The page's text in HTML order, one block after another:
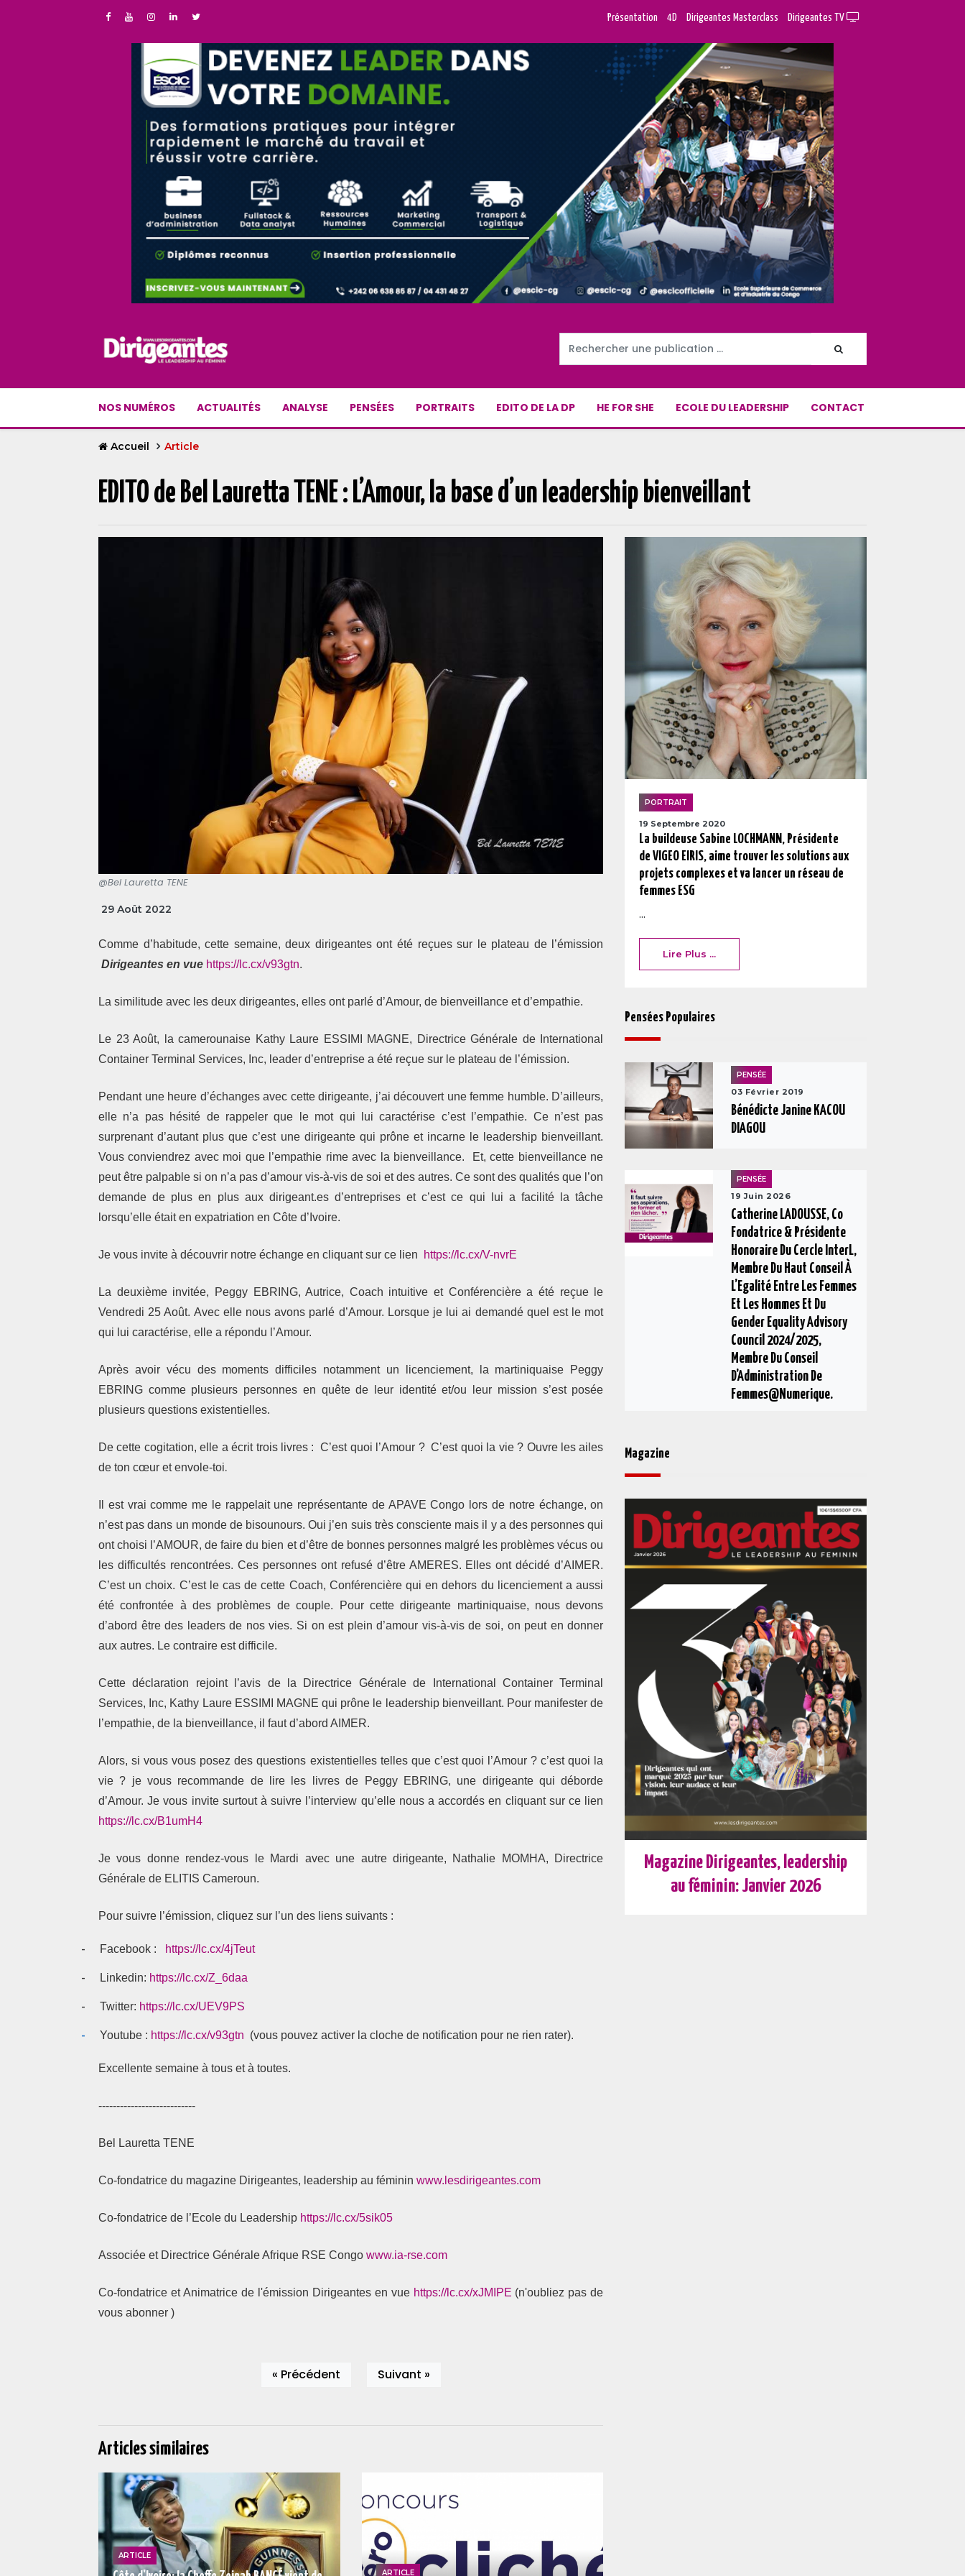
Présentation 4D Dirigeantes Masterclass Dirigeantes TV
NOS NUMÉROS ACTUALITÉS ANALYSE PENSÉES PORTRAITS EDITO DE LA DP HE FOR SHE ECOLE DU LEADERSHIP CONTACT
Accueil Article
EDITO de Bel Lauretta TENE : L’Amour, la base d’un leadership bienveillant
@Bel Lauretta TENE
29 Août 2022
Comme d’habitude, cette semaine, deux dirigeantes ont été reçues sur le plateau de l’émission
Dirigeantes en vue https://lc.cx/v93gtn.
La similitude avec les deux dirigeantes, elles ont parlé d’Amour, de bienveillance et d’empathie.
Le 23 Août, la camerounaise Kathy Laure ESSIMI MAGNE, Directrice Générale de
International
Container Terminal Services, Inc, leader d’entreprise a été reçue sur le plateau de l’émission.
Pendant une heure d’échanges avec cette dirigeante, j’ai découvert une femme humble. D’ailleurs,
elle n’a pas hésité de rappeler que le mot qui lui caractérise c’est l’empathie. Ce n’est pas
surprenant d’autant plus que c’est une dirigeante qui prône et incarne le leadership bienveillant.
Vous conviendrez avec moi que l’empathie rime avec la bienveillance.
Et, cette bienveillance ne
peut être palpable si on n’a pas d’amour vis-à-vis de soi et des autres. Ce sont des qualités que l’on
demande de plus en plus aux dirigeant.es d’entreprises et c’est ce qui lui a facilité la tâche
lorsqu’elle était en expatriation en Côte d’Ivoire.
Je vous invite à découvrir notre échange en cliquant sur ce lien https://lc.cx/V-nvrE
La deuxième invitée,
Peggy EBRING, Autrice, Coach intuitive et Conférencière a été reçue le
Vendredi 25 Août. Avec elle nous avons parlé d’Amour. Lorsque je lui ai demandé quel est le mot
qui lui caractérise, elle a répondu l’Amour.
Après avoir vécu des moments difficiles notamment un licenciement, la martiniquaise Peggy
EBRING comme plusieurs personnes en quête de leur identité et/ou leur mission s’est posée
plusieurs questions existentielles.
De cette cogitation, elle a écrit trois livres : C’est quoi l’Amour ? C’est quoi la vie ? Ouvre les ailes
de ton cœur et envole-toi.
Il est vrai comme me le rappelait une représentante de APAVE Congo lors de notre échange, on
n’est pas dans un monde de bisounours. Oui j’en suis très consciente mais il y a des personnes qui
ont choisi l’AMOUR, de faire du bien et d’être de bonnes personnes malgré les problèmes vécus ou
les difficultés rencontrées. Ces personnes ont refusé d’être AMERES. Elles ont décidé d’AIMER.
C’est un choix. C’est le cas de cette Coach, Conférencière qui en dehors du licenciement a aussi
été confrontée à des problèmes de couple. Pour cette dirigeante martiniquaise, nous devons
d’abord être des leaders de nos vies. Si on est plein d’amour vis-à-vis de soi, on peut en donner
aux autres. Le contraire est difficile.
Cette déclaration rejoint l’avis de la Directrice Générale de International Container Terminal
Services, Inc, Kathy Laure ESSIMI MAGNE qui prône le leadership bienveillant. Pour manifester de
l’empathie, de la bienveillance, il faut d’abord AIMER.
Alors, si vous vous posez des questions existentielles telles que c’est quoi l’Amour ? c’est quoi la
vie ? je vous recommande de lire les livres de Peggy EBRING, une dirigeante qui déborde
d’Amour. Je vous invite surtout à suivre l’interview qu’elle nous a accordés en cliquant sur ce lien
https://lc.cx/B1umH4
Je vous donne rendez-vous le Mardi avec une autre dirigeante, Nathalie MOMHA, Directrice
Générale de ELITIS Cameroun.
Pour suivre l’émission, cliquez sur l’un des liens suivants :
- Facebook : https://lc.cx/4jTeut
- Linkedin: https://lc.cx/Z_6daa
- Twitter: https://lc.cx/UEV9PS
- Youtube : https://lc.cx/v93gtn (vous pouvez activer la cloche de notification pour ne rien rater).
Excellente semaine à tous et à toutes.
---------------------------
Bel Lauretta TENE
Co-fondatrice du magazine Dirigeantes, leadership au féminin www.lesdirigeantes.com
Co-fondatrice de l’Ecole du Leadership https://lc.cx/5sik05
Associée et Directrice Générale Afrique RSE Congo www.ia-rse.com
Co-fondatrice et Animatrice de l'émission Dirigeantes en vue https://lc.cx/xJMIPE (n'oubliez pas de
vous abonner )
« Précédent Suivant »
Articles similaires
ARTICLE
ARTICLE
PORTRAIT
19 Septembre 2020
La buildeuse Sabine LOCHMANN, Présidente
de VIGEO EIRIS, aime trouver les solutions aux
projets complexes et va lancer un réseau de
femmes ESG
...
Lire Plus ...
Pensées Populaires
PENSÉE
03 Février 2019
Bénédicte Janine KACOU
DIAGOU
PENSÉE
19 Juin 2026
Catherine LADOUSSE, Co
Fondatrice & Présidente
Honoraire Du Cercle InterL,
Membre Du Haut Conseil À
L’Egalité Entre Les Femmes
Et Les Hommes Et Du
Gender Equality Advisory
Council 2024/2025,
Membre Du Conseil
D’Administration De
Femmes@numerique.
Magazine
Magazine Dirigeantes, leadership
au féminin: Janvier 2026